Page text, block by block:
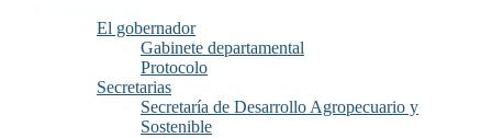
El gobernador
Gabinete departamental
Protocolo
Secretarias
Secretaría de Desarrollo Agropecuario y
Sostenible